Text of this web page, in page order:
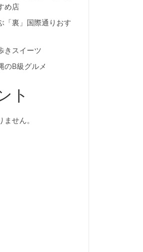
め店
「裏」国際通りおす
きスイーツ
のB級グルメ
ト
せん。